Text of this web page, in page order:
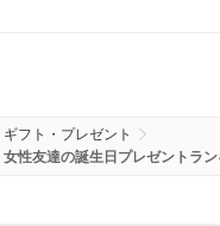
ギフト・プレゼント
女性友達の誕生日プレゼントラ